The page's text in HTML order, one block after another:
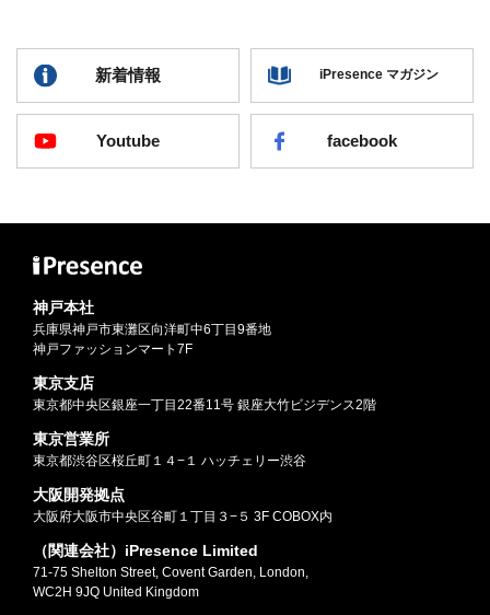
新着情報 iPresence マガジン
Youtube facebook
神戸本社
兵庫県神戸市東灘区向洋町中6丁目9番地
神戸ファッションマート7F
東京支店
東京都中央区銀座一丁目22番11号 銀座大竹ビジデンス2階
東京営業所
東京都渋谷区桜丘町１４−１ ハッチェリー渋谷
大阪開発拠点
大阪府大阪市中央区谷町１丁目３−５ 3F COBOX内
（関連会社）iPresence Limited
71-75 Shelton Street, Covent Garden, London,
WC2H 9JQ United Kingdom